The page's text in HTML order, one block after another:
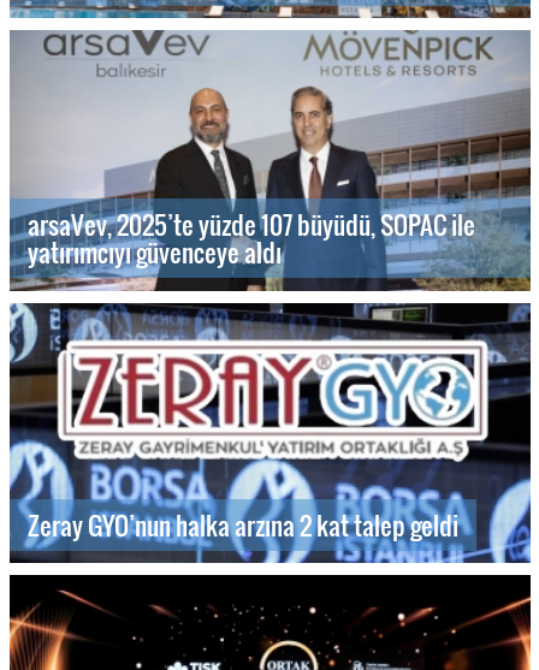
arsaVev, 2025’te yüzde 107 büyüdü, SOPAC ile
yatırımcıyı güvenceye aldı
Zeray GYO’nun halka arzına 2 kat talep geldi